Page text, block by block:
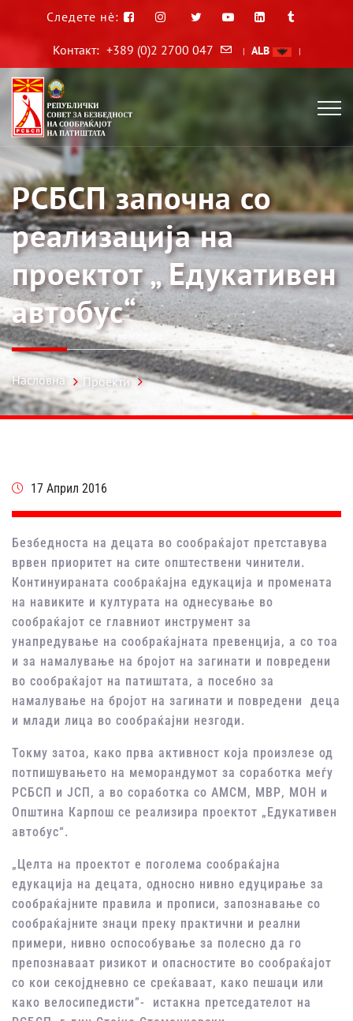
Следете нè:
Контакт: +389 (0)2 2700 047 | ALB |
РСБСП започна со
реализација на
проектот „ Едукативен
автобус“
Насловна Проекти
17 Април 2016
Безбедноста на децата во сообраќајот претставува
врвен приоритет на сите општествени чинители.
Континуираната сообраќајна едукација и промената
на навиките и културата на однесување во
сообраќајот се главниот инструмент за
унапредување на сообраќајната превенција, а со тоа
и за намалување на бројот на загинати и повредени
во сообраќајот на патиштата, а посебно за
намалување на бројот на загинати и повредени деца
и млади лица во сообраќајни незгоди.
Токму затоа, како прва активност која произлезе од
потпишувањето на меморандумот за соработка меѓу
РСБСП и ЈСП, а во соработка со АМСМ, МВР, МОН и
Општина Карпош се реализира проектот „Едукативен
автобус“.
„Целта на проектот е поголема сообраќајна
едукација на децата, односно нивно едуцирање за
сообраќајните правила и прописи, запознавање со
сообраќајните знаци преку практични и реални
примери, нивно оспособување за полесно да го
препознаваат ризикот и опасностите во сообраќајот
со кои секојдневно се среќаваат, како пешаци или
како велосипедисти”- истакна претседателот на